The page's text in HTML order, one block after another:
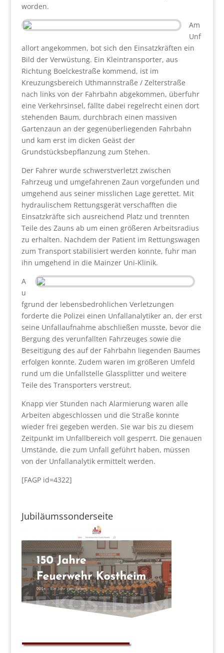
worden.
Am
Unf
allort angekommen, bot sich den Einsatzkräften ein
Bild der Verwüstung. Ein Kleintransporter, aus
Richtung Boelckestraße kommend, ist im
Kreuzungsbereich Uthmannstraße / Zelterstraße
nach links von der Fahrbahn abgekommen, überfuhr
eine Verkehrsinsel, fällte dabei regelrecht einen dort
stehenden Baum, durchbrach einen massiven
Gartenzaun an der gegenüberliegenden Fahrbahn
und kam erst im dicken Geäst der
Grundstücksbepflanzung zum Stehen.
Der Fahrer wurde schwerstverletzt zwischen
Fahrzeug und umgefahrenen Zaun vorgefunden und
umgehend aus seiner misslichen Lage gerettet. Mit
hydraulischem Rettungsgerät verschafften die
Einsatzkräfte sich ausreichend Platz und trennten
Teile des Zauns ab um einen größeren Arbeitsradius
zu erhalten. Nachdem der Patient im Rettungswagen
zum Transport stabilisiert werden konnte, fuhr man
ihn umgehend in die Mainzer Uni-Klinik.
A
u
fgrund der lebensbedrohlichen Verletzungen
forderte die Polizei einen Unfallanalytiker an, der erst
seine Unfallaufnahme abschließen musste, bevor die
Bergung des verunfallten Fahrzeuges sowie die
Beseitigung des auf der Fahrbahn liegenden Baumes
erfolgen konnte. Zudem waren im größeren Umfeld
rund um die Unfallstelle Glassplitter und weitere
Teile des Transporters verstreut.
Knapp vier Stunden nach Alarmierung waren alle
Arbeiten abgeschlossen und die Straße konnte
wieder frei gegeben werden. Sie war bis zu diesem
Zeitpunkt im Unfallbereich voll gesperrt. Die genauen
Umstände, die zum Unfall geführt haben, müssen
von der Unfallanalytik ermittelt werden.
[FAGP id=4322]
Jubiläumssonderseite